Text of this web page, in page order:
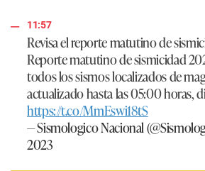
11:57
Revisa el reporte matutino de
Reporte matutino de sismicidad
todos los sismos localizados de
actualizado hasta las 05:00 horas,
https://t.co/MmEswi18tS
— Sismologico Nacional
2023